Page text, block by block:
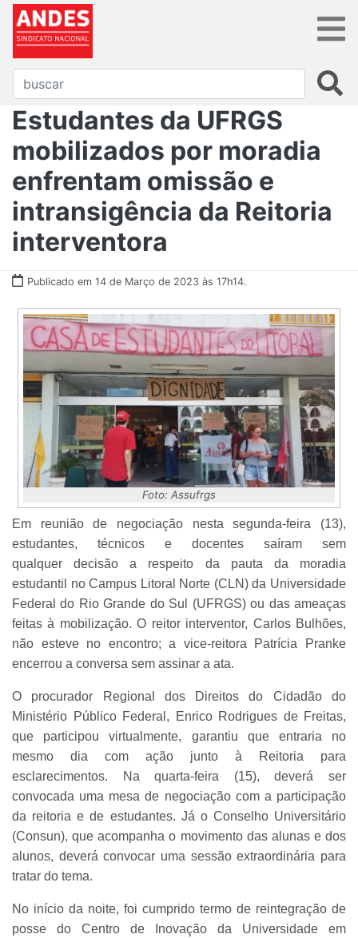
Estudantes da UFRGS
mobilizados por moradia
enfrentam omissão e
intransigência da Reitoria
interventora
Publicado em 14 de Março de 2023 às 17h14.
Foto: Assufrgs
Em reunião de negociação nesta segunda-feira (13),
estudantes, técnicos e docentes saíram sem
qualquer decisão a respeito da pauta da moradia
estudantil no Campus Litoral Norte (CLN) da Universidade
Federal do Rio Grande do Sul (UFRGS) ou das ameaças
feitas à mobilização. O reitor interventor, Carlos Bulhões,
não esteve no encontro; a vice-reitora Patrícia Pranke
encerrou a conversa sem assinar a ata.
O procurador Regional dos Direitos do Cidadão do
Ministério Público Federal, Enrico Rodrigues de Freitas,
que participou virtualmente, garantiu que entraria no
mesmo dia com ação junto à Reitoria para
esclarecimentos. Na quarta-feira (15), deverá ser
convocada uma mesa de negociação com a participação
da reitoria e de estudantes. Já o Conselho Universitário
(Consun), que acompanha o movimento das alunas e dos
alunos, deverá convocar uma sessão extraordinária para
tratar do tema.
No início da noite, foi cumprido termo de reintegração de
posse do Centro de Inovação da Universidade em